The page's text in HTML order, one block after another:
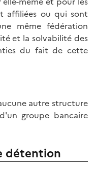
affiliées ou qui sont
même fédération
et la solvabilité des
du fait de cette
autre structure
groupe bancaire
détention